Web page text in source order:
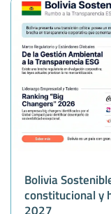
Bolivia
constitucional y
2027